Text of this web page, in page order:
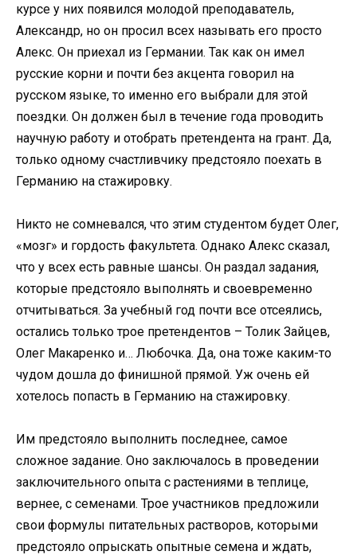
курсе у них появился молодой преподаватель,
Александр, но он просил всех называть его просто
Алекс. Он приехал из Германии. Так как он имел
русские корни и почти без акцента говорил на
русском языке, то именно его выбрали для этой
поездки. Он должен был в течение года проводить
научную работу и отобрать претендента на грант. Да,
только одному счастливчику предстояло поехать в
Германию на стажировку.
Никто не сомневался, что этим студентом будет Олег,
«мозг» и гордость факультета. Однако Алекс сказал,
что у всех есть равные шансы. Он раздал задания,
которые предстояло выполнять и своевременно
отчитываться. За учебный год почти все отсеялись,
остались только трое претендентов – Толик Зайцев,
Олег Макаренко и… Любочка. Да, она тоже каким-то
чудом дошла до финишной прямой. Уж очень ей
хотелось попасть в Германию на стажировку.
Им предстояло выполнить последнее, самое
сложное задание. Оно заключалось в проведении
заключительного опыта с растениями в теплице,
вернее, с семенами. Трое участников предложили
свои формулы питательных растворов, которыми
предстояло опрыскать опытные семена и ждать,